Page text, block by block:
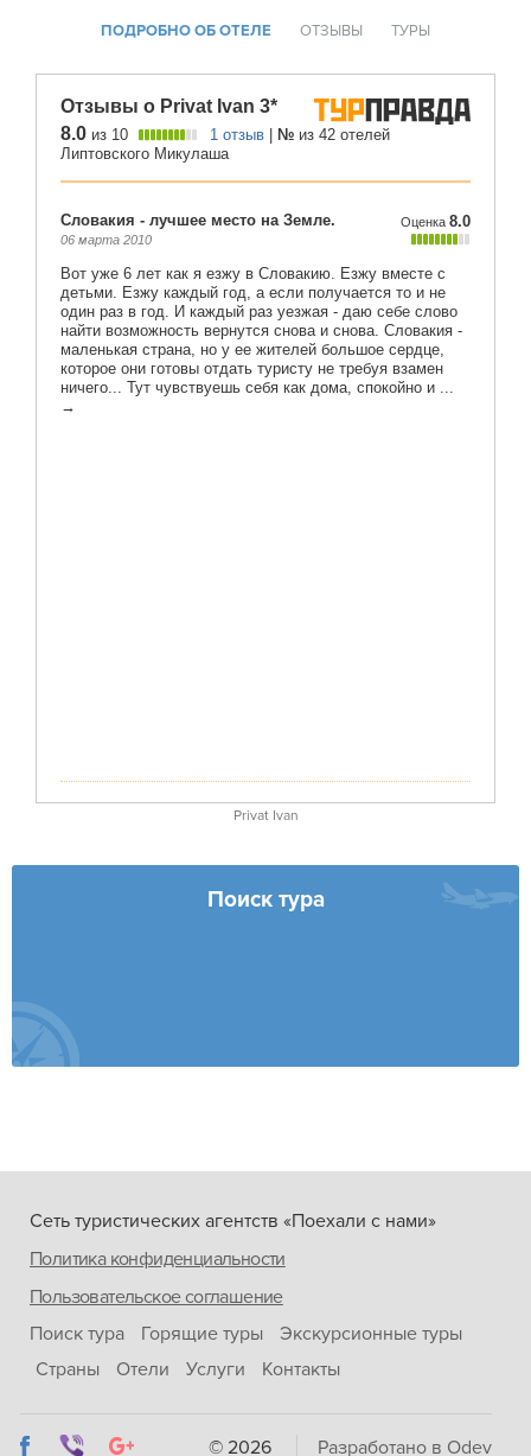
ПОДРОБНО ОБ ОТЕЛЕ ОТЗЫВЫ ТУРЫ
Privat Ivan
Поиск тура
Сеть туристических агентств «Поехали с нами»
Политика конфиденциальности
Пользовательское соглашение
Поиск тура
Горящие туры
Экскурсионные туры
Страны
Отели Услуги Контакты
© 2026 Разработано в Odev